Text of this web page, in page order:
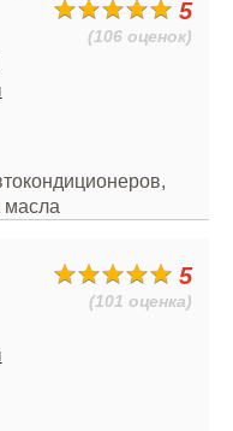
5
(106 оценок)
5
(101 оценка)